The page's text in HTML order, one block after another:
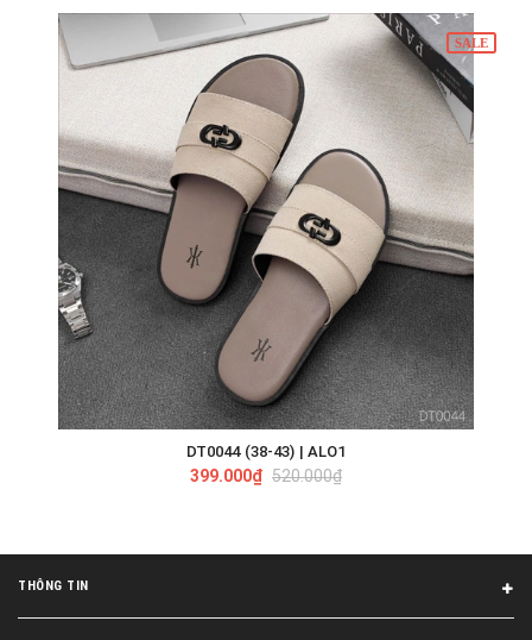
SALE
DT0044 (38-43) | ALO1
399.000₫ 520.000₫
THÔNG TIN